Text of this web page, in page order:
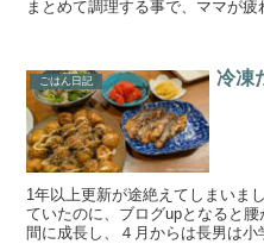
まとめて調理する事で、ママが疲
ごはん日記 冷凍
1年以上更新が途絶えてしまいま
ていたのに、ブログupとなると
間に成長し、４月からは長男は